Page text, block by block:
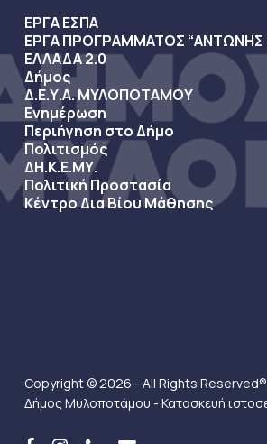
ΕΡΓΑ ΕΣΠΑ
ΕΡΓΑ ΠΡΟΓΡΑΜΜΑΤΟΣ “ΑΝΤΩΝΗΣ
ΕΛΛΑΔΑ 2.0
Δήμος
Δ.Ε.Υ.Α. ΜΥΛΟΠΟΤΑΜΟΥ
Ενημέρωση
Περιήγηση στο Δήμο
Πολιτισμός
ΔΗ.Κ.Ε.ΜΥ.
Πολιτική Προστασία
Κέντρο Δια Βίου Μάθησης
Copyright © 2026 - All Rights Reserved®
Δήμος Μυλοποτάμου - Κατασκευή